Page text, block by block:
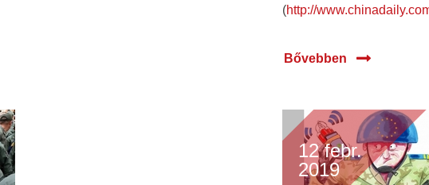
(http://
Bővebben
12 febr.
2019